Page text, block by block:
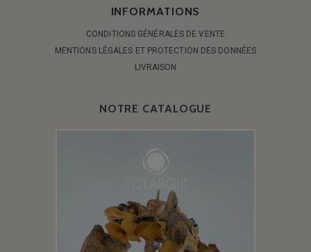
INFORMATIONS
CONDITIONS GÉNÉRALES DE VENTE
MENTIONS LÉGALES ET PROTECTION DES DONNÉES
LIVRAISON
NOTRE CATALOGUE